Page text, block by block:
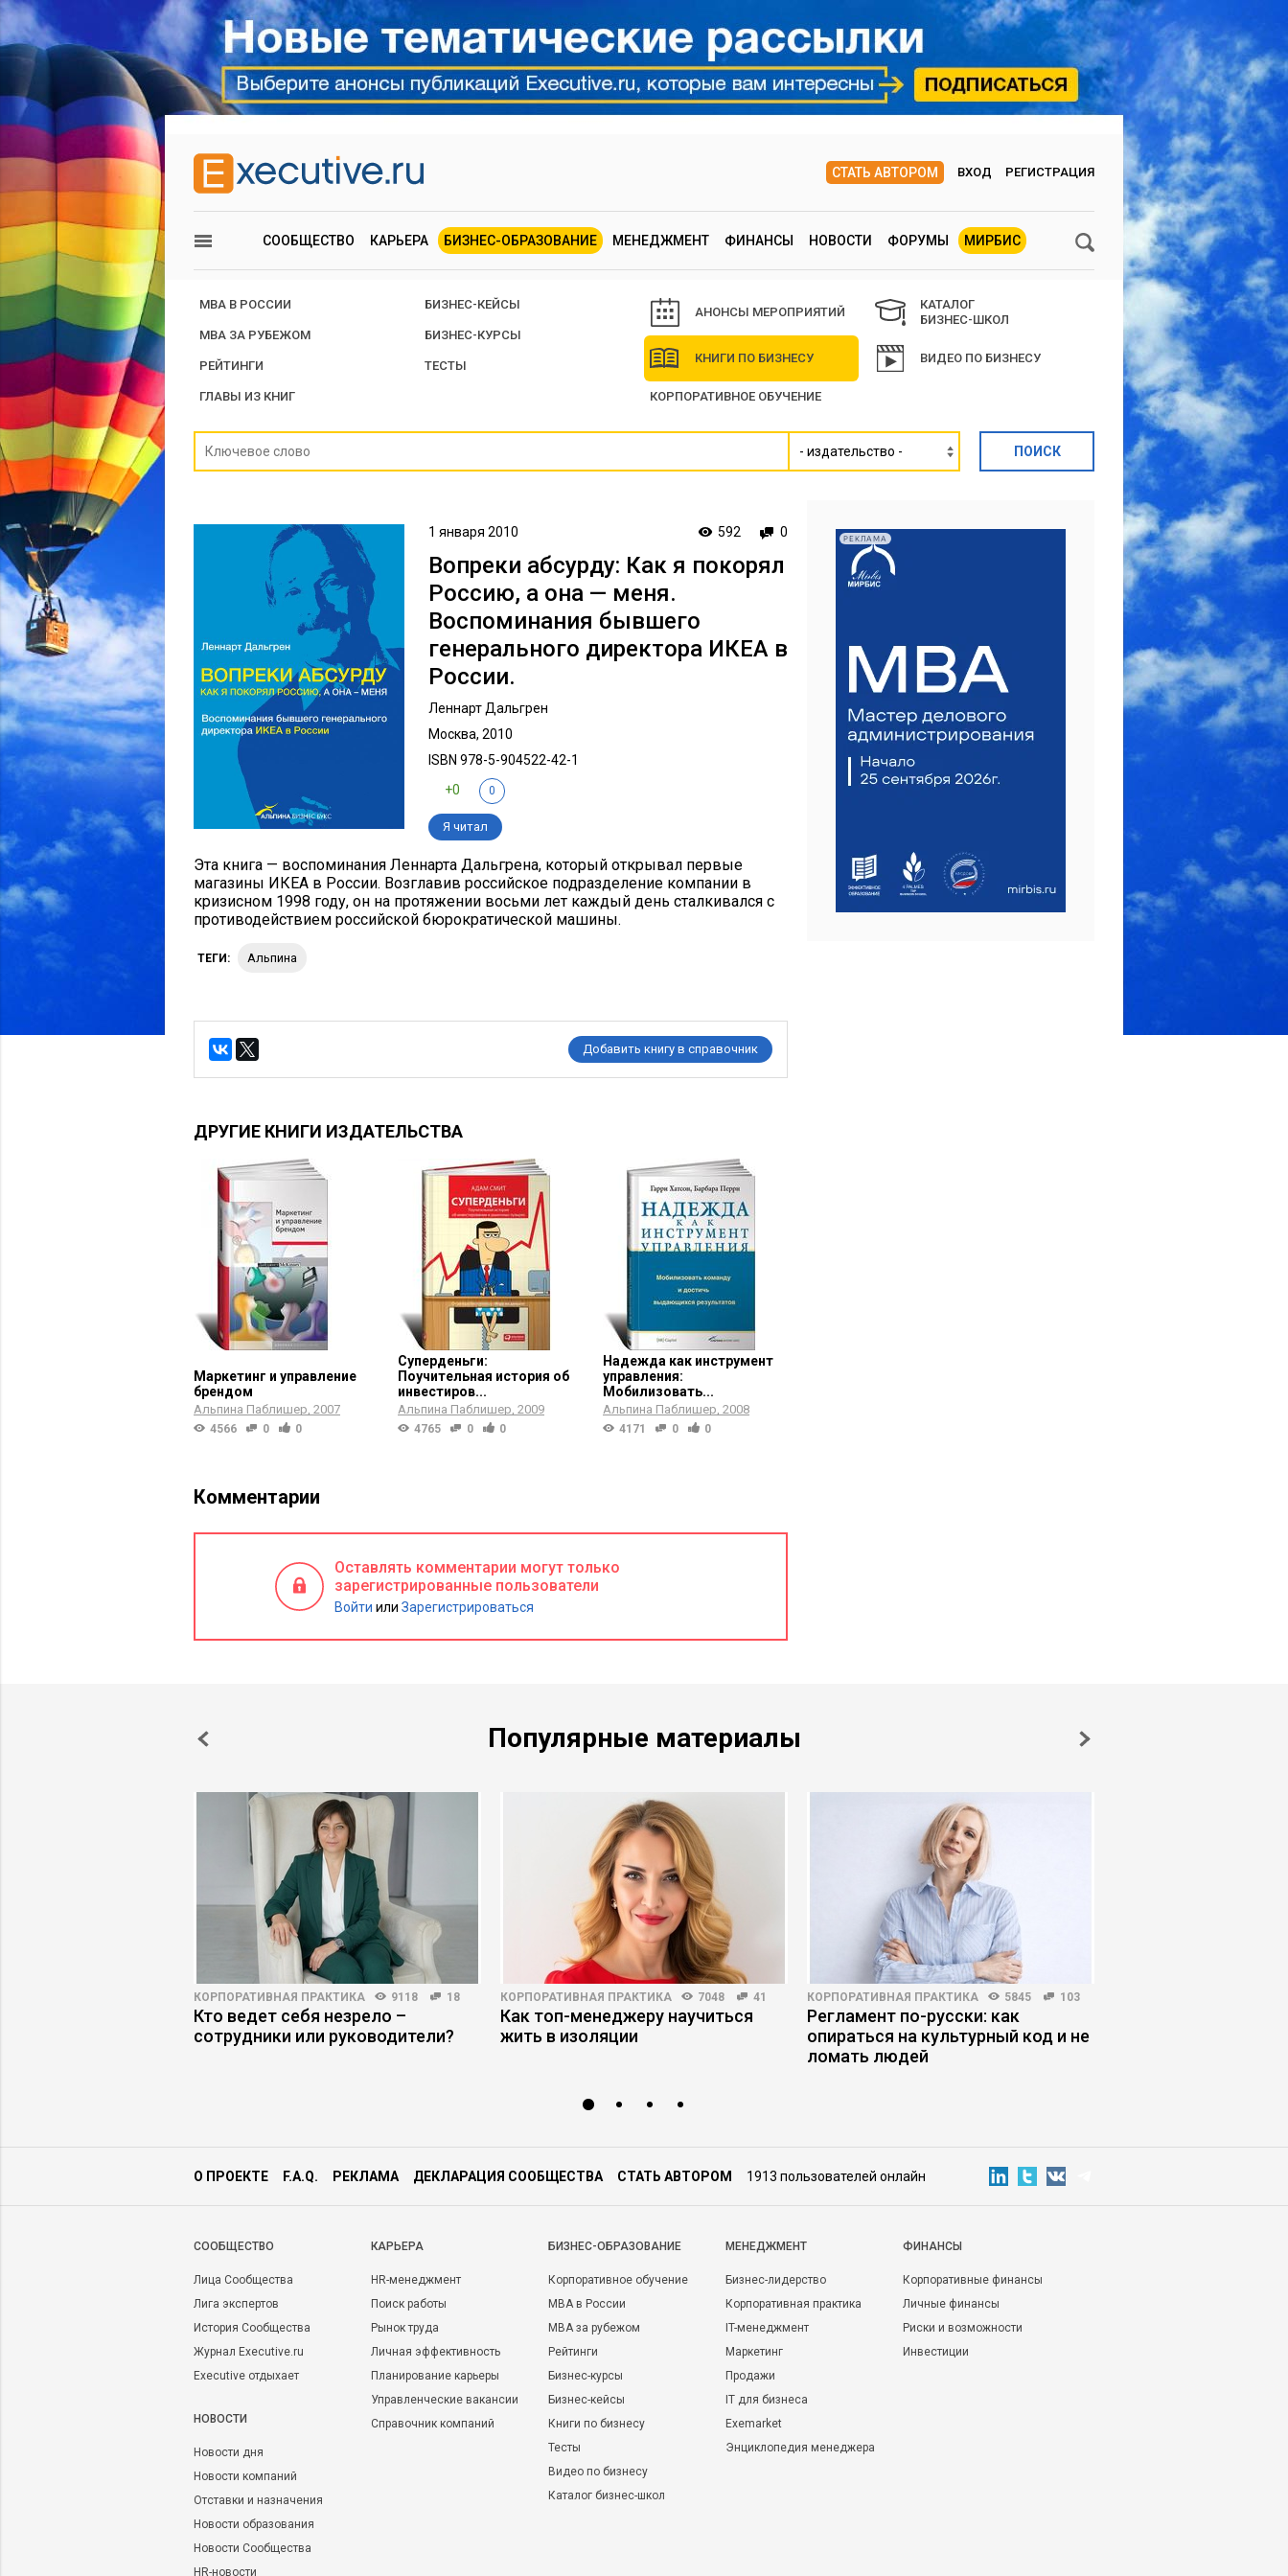
СТАТЬ АВТОРОМ ВХОД РЕГИСТРАЦИЯ
СООБЩЕСТВО КАРЬЕРА БИЗНЕС-ОБРАЗОВАНИЕ МЕНЕДЖМЕНТ ФИНАНСЫ НОВОСТИ ФОРУМЫ МИРБИС
MBA В РОССИИ
MBA ЗА РУБЕЖОМ
РЕЙТИНГИ
ГЛАВЫ ИЗ КНИГ
БИЗНЕС-КЕЙСЫ
БИЗНЕС-КУРСЫ
ТЕСТЫ
АНОНСЫ МЕРОПРИЯТИЙ
КНИГИ ПО БИЗНЕСУ
КОРПОРАТИВНОЕ ОБУЧЕНИЕ
КАТАЛОГ
БИЗНЕС-ШКОЛ
ВИДЕО ПО БИЗНЕСУ
1 января 2010 592 0
Вопреки абсурду: Как я покорял
Россию, а она — меня.
Воспоминания бывшего
генерального директора ИКЕА в
России.
Леннарт Дальгрен
Москва, 2010
ISBN 978-5-904522-42-1
+0
0
Я читал
Эта книга — воспоминания Леннарта Дальгрена, который открывал первые
магазины ИКЕА в России. Возглавив российское подразделение компании в
кризисном 1998 году, он на протяжении восьми лет каждый день сталкивался с
противодействием российской бюрократической машины.
ТЕГИ: Альпина
Добавить книгу в справочник
ДРУГИЕ КНИГИ ИЗДАТЕЛЬСТВА
Маркетинг и управление
брендом
Альпина Паблишер 2007
4566 0 0
Суперденьги:
Поучительная история об
инвестиров...
Альпина Паблишер 2009
4765 0 0
Надежда как инструмент
управления:
Мобилизовать...
Альпина Паблишер 2008
4171 0 0
РЕКЛАМА
Комментарии
Оставлять комментарии могут только
зарегистрированные пользователи
Войти или Зарегистрироваться
Популярные материалы
КОРПОРАТИВНАЯ ПРАКТИКА 9118 18
Кто ведет себя незрело –
сотрудники или руководители?
КОРПОРАТИВНАЯ ПРАКТИКА 7048 41
Как топ-менеджеру научиться
жить в изоляции
КОРПОРАТИВНАЯ ПРАКТИКА 5845 103
Регламент по-русски: как
опираться на культурный код и не
ломать людей
О ПРОЕКТЕ F.A.Q. РЕКЛАМА ДЕКЛАРАЦИЯ СООБЩЕСТВА СТАТЬ АВТОРОМ 1913 пользователей онлайн
CООБЩЕСТВО
Лица Сообщества
Лига экспертов
История Сообщества
Журнал Executive.ru
Executive отдыхает
НОВОСТИ
Новости дня
Новости компаний
Отставки и назначения
Новости образования
Новости Сообщества
HR-новости
КАРЬЕРА
HR-менеджмент
Поиск работы
Рынок труда
Личная эффективность
Планирование карьеры
Управленческие вакансии
Справочник компаний
БИЗНЕС-ОБРАЗОВАНИЕ
Корпоративное обучение
MBA в России
MBA за рубежом
Рейтинги
Бизнес-курсы
Бизнес-кейсы
Книги по бизнесу
Тесты
Видео по бизнесу
Каталог бизнес-школ
МЕНЕДЖМЕНТ
Бизнес-лидерство
Корпоративная практика
IT-менеджмент
Маркетинг
Продажи
IT для бизнеса
Exemarket
Энциклопедия менеджера
ФИНАНСЫ
Корпоративные финансы
Личные финансы
Риски и возможности
Инвестиции